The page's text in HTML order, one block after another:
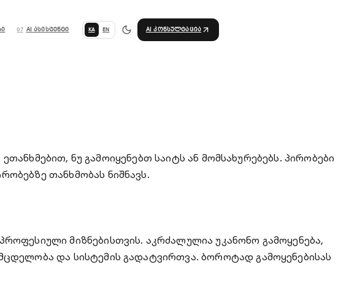
07 AI ასისტენტი KA EN AI კონსულტაცია
ნუ გამოიყენებთ საიტს ან მომსახურებებს. პირობები
თანხმობას ნიშნავს.
მიზნებისთვის. აკრძალულია უკანონო გამოყენება,
და სისტემის გადატვირთვა. ბოროტად გამოყენებისას